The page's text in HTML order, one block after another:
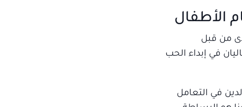
الأطفال
من قبل
في إبداء الحب
في التعامل